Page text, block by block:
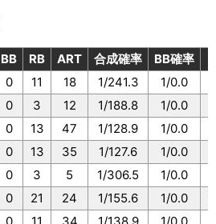
BB RB ART 合成確率 BB確率
0 11 18 1/241.3 1/0.0
0 3 12 1/188.8 1/0.0
0 13 47 1/128.9 1/0.0
0 13 35 1/127.6 1/0.0
0 3 5 1/306.5 1/0.0
0 21 24 1/155.6 1/0.0